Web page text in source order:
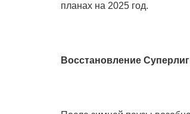
планах на 2025 год.
Восстановление